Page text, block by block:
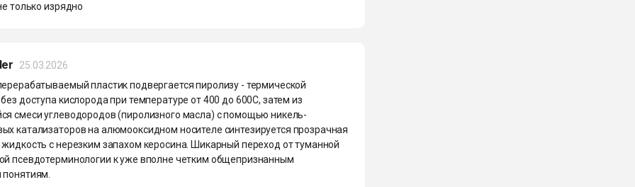
только изрядно
25.03.2026
пластик подвергается пиролизу - термической
доступа кислорода при температуре от 400 до 600C, затем из
смеси углеводородов (пиролизного масла) с помощью никель-
катализаторов на алюмооксидном носителе синтезируется прозрачная
с нерезким запахом керосина. Шикарный переход от туманной
псевдотерминологии к уже вполне четким общепризнанным